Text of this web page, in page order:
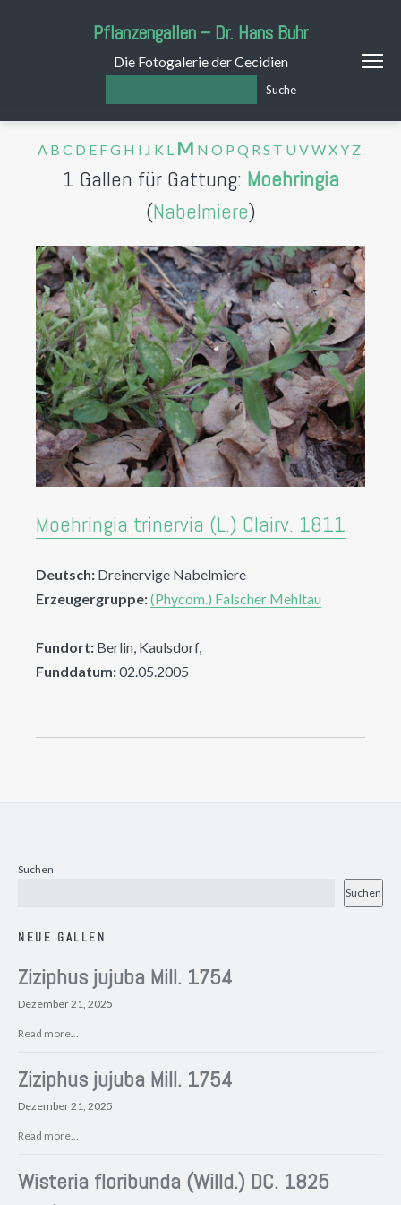
Pflanzengallen – Dr. Hans Buhr
Die Fotogalerie der Cecidien
Suche
A B C D E FG H I J K L M N O P Q R S T U VWXY Z
1 Gallen für Gattung: Moehringia
(Nabelmiere)
Moehringia trinervia (L.) Clairv. 1811
Deutsch: Dreinervige Nabelmiere
Erzeugergruppe:(Phycom.) Falscher Mehltau
Fundort: Berlin, Kaulsdorf,
Funddatum:02.05.2005
Suchen
Suchen
NEUE GALLEN
Ziziphus jujuba Mill. 1754
Dezember 21, 2025
Read more...
Ziziphus jujuba Mill. 1754
Dezember 21, 2025
Read more...
Wisteria floribunda (Willd.) DC. 1825